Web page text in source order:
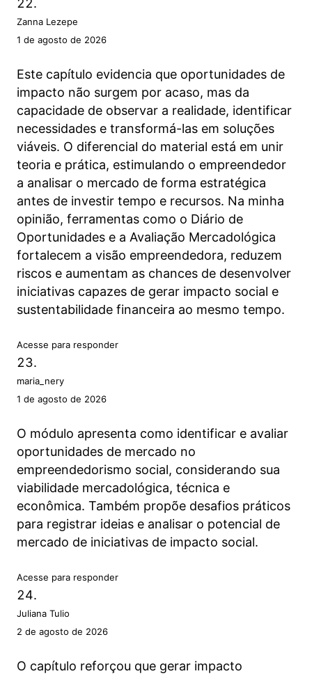
Zanna Lezepe
1 de agosto de 2026
Este capítulo evidencia que oportunidades de
impacto não surgem por acaso, mas da
capacidade de observar a realidade, identificar
necessidades e transformá-las em soluções
viáveis. O diferencial do material está em unir
teoria e prática, estimulando o empreendedor
a analisar o mercado de forma estratégica
antes de investir tempo e recursos. Na minha
opinião, ferramentas como o Diário de
Oportunidades e a Avaliação Mercadológica
fortalecem a visão empreendedora, reduzem
riscos e aumentam as chances de desenvolver
iniciativas capazes de gerar impacto social e
sustentabilidade financeira ao mesmo tempo.
Acesse para responder
maria_nery
1 de agosto de 2026
O módulo apresenta como identificar e avaliar
oportunidades de mercado no
empreendedorismo social, considerando sua
viabilidade mercadológica, técnica e
econômica. Também propõe desafios práticos
para registrar ideias e analisar o potencial de
mercado de iniciativas de impacto social.
Acesse para responder
Juliana Tulio
2 de agosto de 2026
O capítulo reforçou que gerar impacto